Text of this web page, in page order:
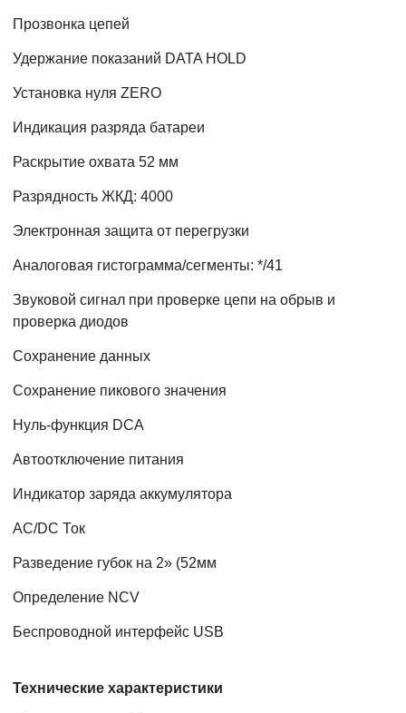
Прозвонка цепей
Удержание показаний DATA HOLD
Установка нуля ZERO
Индикация разряда батареи
Раскрытие охвата 52 мм
Разрядность ЖКД: 4000
Электронная защита от перегрузки
Аналоговая гистограмма/сегменты: */41
Звуковой сигнал при проверке цепи на обрыв и
проверка диодов
Сохранение данных
Сохранение пикового значения
Нуль-функция DCA
Автоотключение питания
Индикатор заряда аккумулятора
AC/DC Ток
Разведение губок на 2» (52мм
Определение NCV
Беспроводной интерфейс USB
Технические характеристики